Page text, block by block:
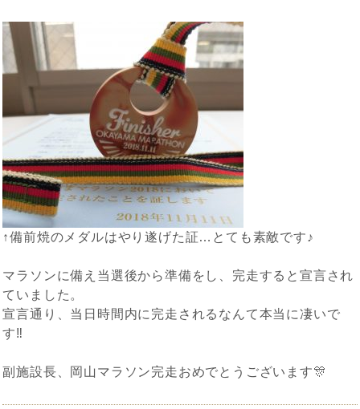
↑備前焼のメダルはやり遂げた証…とても素敵です♪
マラソンに備え当選後から準備をし、完走すると宣言され
ていました。
宣言通り、当日時間内に完走されるなんて本当に凄いで
す‼
副施設長、岡山マラソン完走おめでとうございます🎊